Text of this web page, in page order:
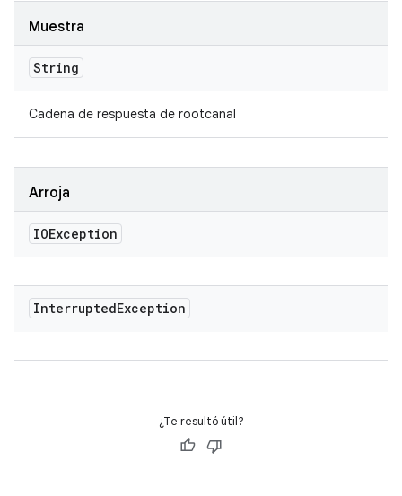
Muestra
String
Cadena de respuesta de rootcanal
Arroja
IOException
InterruptedException
¿Te resultó útil?